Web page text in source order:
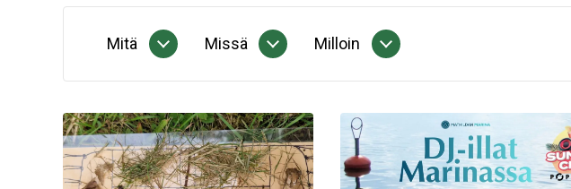
Mitä Missä Milloin